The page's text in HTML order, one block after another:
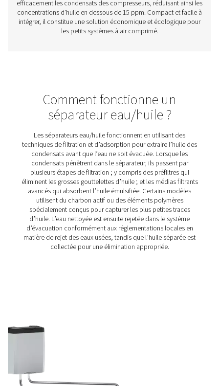
intégrer, il constitue une solution économique et